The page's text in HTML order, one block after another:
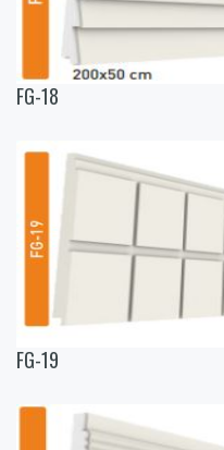
FG-18
FG-19